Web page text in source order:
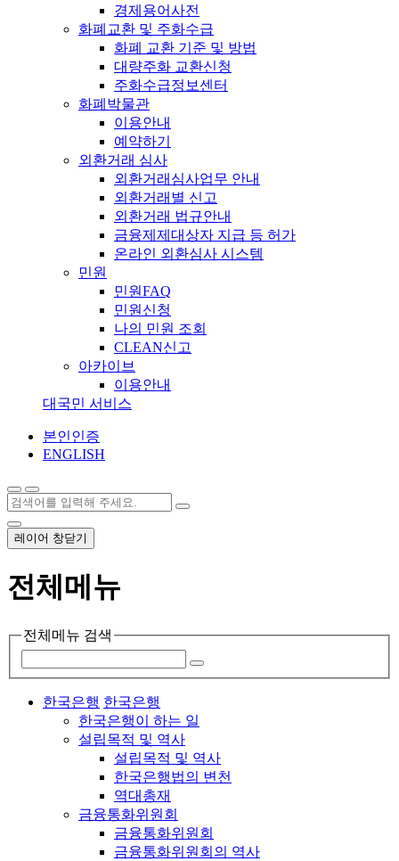
경제용어사전
화폐교환 및 주화수급
화폐 교환 기준 및 방법
대량주화 교환신청
주화수급정보센터
화폐박물관
이용안내
예약하기
외환거래 심사
외환거래심사업무 안내
외환거래별 신고
외환거래 법규안내
금융제제대상자 지급 등 허가
온라인 외환심사 시스템
민원
민원FAQ
민원신청
나의 민원 조회
CLEAN신고
아카이브
이용안내
대국민 서비스
본인인증
ENGLISH
레이어 창닫기
전체메뉴
전체메뉴 검색
한국은행 한국은행
한국은행이 하는 일
설립목적 및 역사
설립목적 및 역사
한국은행법의 변천
역대총재
금융통화위원회
금융통화위원회
금융통화위원회의 역사